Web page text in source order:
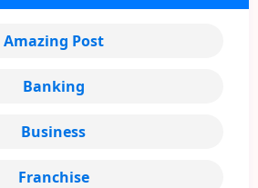
Amazing Post
Banking
Business
Franchise